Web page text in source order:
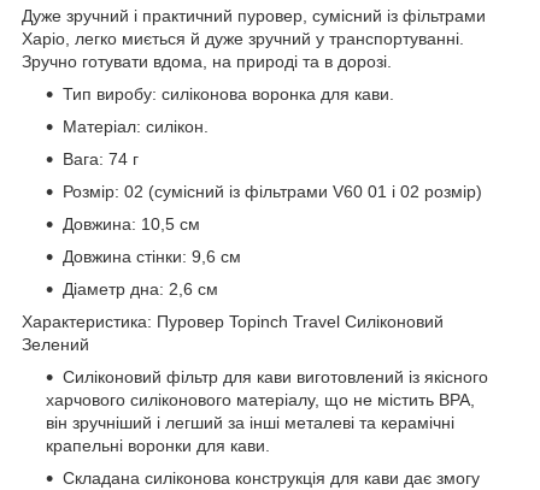
Дуже зручний і практичний пуровер, сумісний із фільтрами
Харіо, легко миється й дуже зручний у транспортуванні.
Зручно готувати вдома, на природі та в дорозі.
Тип виробу: силіконова воронка для кави.
Матеріал: силікон.
Вага: 74 г
Розмір: 02 (сумісний із фільтрами V60 01 і 02 розмір)
Довжина: 10,5 см
Довжина стінки: 9,6 см
Діаметр дна: 2,6 см
Характеристика: Пуровер Topinch Travel Силіконовий
Зелений
Силіконовий фільтр для кави виготовлений із якісного
харчового силіконового матеріалу, що не містить BPA,
він зручніший і легший за інші металеві та керамічні
крапельні воронки для кави.
Складана силіконова конструкція для кави дає змогу